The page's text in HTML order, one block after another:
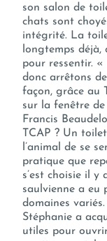
son salon de
chats sont
intégrité. La
longtemps
pour ressentir. «
donc arrêtons
façon, grâce au
sur la fenêtre de
Francis
TCAP ? Un
l’animal de se
pratique que
s’est choisie il y
saulvienne a eu
domaines variés.
Stéphanie a
utiles pour